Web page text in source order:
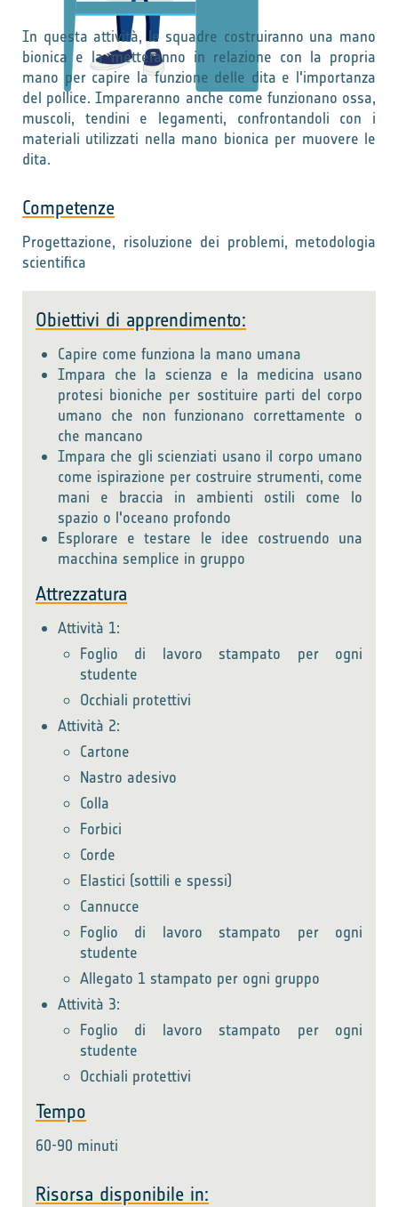
In questa attività, le squadre costruiranno una mano
bionica e la metteranno in relazione con la propria
mano per capire la funzione delle dita e l'importanza
del pollice. Impareranno anche come funzionano ossa,
muscoli, tendini e legamenti, confrontandoli con i
materiali utilizzati nella mano bionica per muovere le
dita.
Competenze
Progettazione, risoluzione dei problemi, metodologia
scientifica
Obiettivi di apprendimento:
Capire come funziona la mano umana
Impara che la scienza e la medicina usano
protesi bioniche per sostituire parti del corpo
umano che non funzionano correttamente o
che mancano
Impara che gli scienziati usano il corpo umano
come ispirazione per costruire strumenti, come
mani e braccia in ambienti ostili come lo
spazio o l'oceano profondo
Esplorare e testare le idee costruendo una
macchina semplice in gruppo
Attrezzatura
Attività 1:
Foglio di lavoro stampato per ogni
studente
Occhiali protettivi
Attività 2:
Cartone
Nastro adesivo
Colla
Forbici
Corde
Elastici (sottili e spessi)
Cannucce
Foglio di lavoro stampato per ogni
studente
Allegato 1 stampato per ogni gruppo
Attività 3:
Foglio di lavoro stampato per ogni
studente
Occhiali protettivi
Tempo
60-90 minuti
Risorsa disponibile in: